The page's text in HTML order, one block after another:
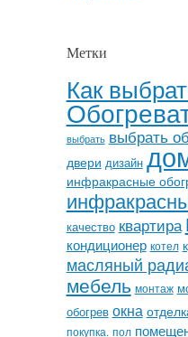
Метки
Как
выбрать выбрать
двери дизайн
инфракрасные
качество квартира
кондиционер котел
масляный
мебель монтаж
обогрев окна
покупка. пол